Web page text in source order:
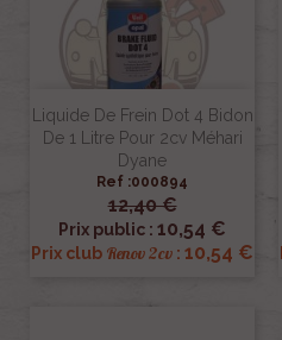
Liquide De Frein Dot 4 Bidon
De 1 Litre Pour 2cv Méhari
Dyane
Ref :000894
12,40 €
Prix public : 10,54 €
Prix club Renov 2cv : 10,54 €